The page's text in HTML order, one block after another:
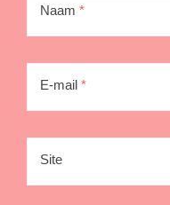
Naam *
E-mail *
Site